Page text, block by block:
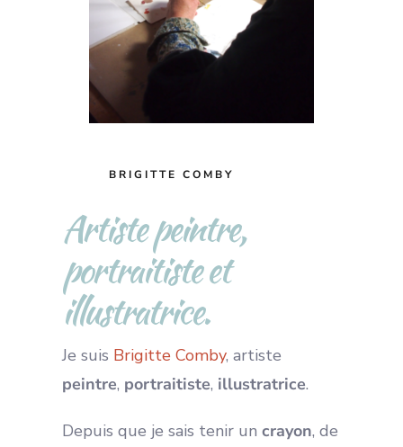
BRIGITTE COMBY
Artiste peintre,
portraitiste et
illustratrice.
Je suis Brigitte Comby, artiste
peintre, portraitiste, illustratrice.
Depuis que je sais tenir un crayon, de